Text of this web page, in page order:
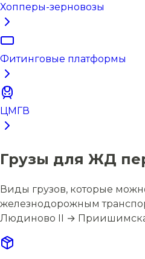
Хопперы-зерновозы
Фитинговые платформы
ЦМГВ
Грузы для ЖД
Виды грузов, которые
железнодорожным
Людиново II →